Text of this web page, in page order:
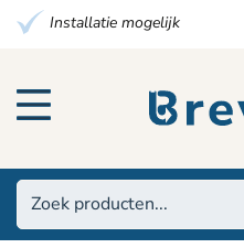
Installatie mogelijk